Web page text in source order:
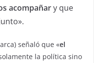
acompañary que
señaló que «el
la política sino